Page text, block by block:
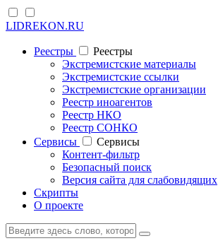
LIDREKON.RU
Реестры
Реестры
Экстремистские материалы
Экстремистские ссылки
Экстремистские организации
Реестр иноагентов
Реестр НКО
Реестр СОНКО
Cервисы
Cервисы
Контент-фильтр
Безопасный поиск
Версия сайта для слабовидящих
Скрипты
О проекте